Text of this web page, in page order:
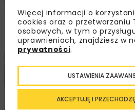
Walne zgromadzenie
Ogólnopolskiej Izby
Drogownictwa
BUDOWNICTWO DROGI
MOSTY TUNELE
Więcej informacji o
cookies oraz o przetwarzaniu
osobowych, w tym o
uprawnieniach, znajdziesz w
prywatności.
AKCEPTUJĘ I
USTAWIENIA